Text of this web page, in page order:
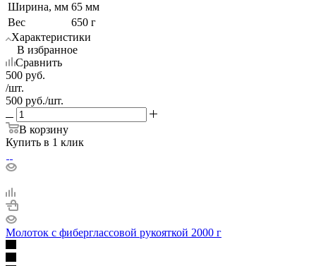
Ширина, мм 65 мм
Вес
650 г
Характеристики
В избранное
Сравнить
500 руб.
/шт.
500 руб./шт.
В корзину
Купить в 1 клик
Молоток с фиберглассовой рукояткой 2000 г